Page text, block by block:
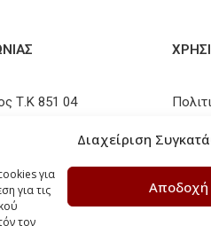
Διαχείριση
για
για τις
τον
Αποδοχή
Τ.Κ 851 04